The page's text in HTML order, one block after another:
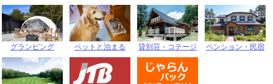
グランピング ペットと泊まる 貸別荘・コテージ ペンション・民宿